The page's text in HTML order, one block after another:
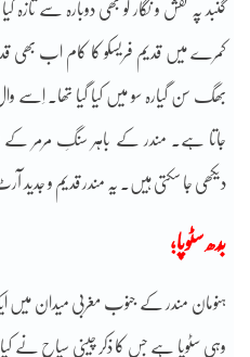
گنبد پہ نقش و نگار کو بھی دوبارہ سے
کمرے میں قدیم فریسکو کا کام اب
بھگ سن گیارہ سو میں کیا گیا تھا۔
جاتا ہے۔ مندر کے باہر سنگِ مرمر کے
دیکھی جا سکتی ہیں۔ یہ مندر قدیم و جدید
بُدھ سٹوپا؛
ہنومان مندر کے جنوب مغربی میدان میں
وہی سٹوپا ہے جس کا ذکر چینی سیاح نے